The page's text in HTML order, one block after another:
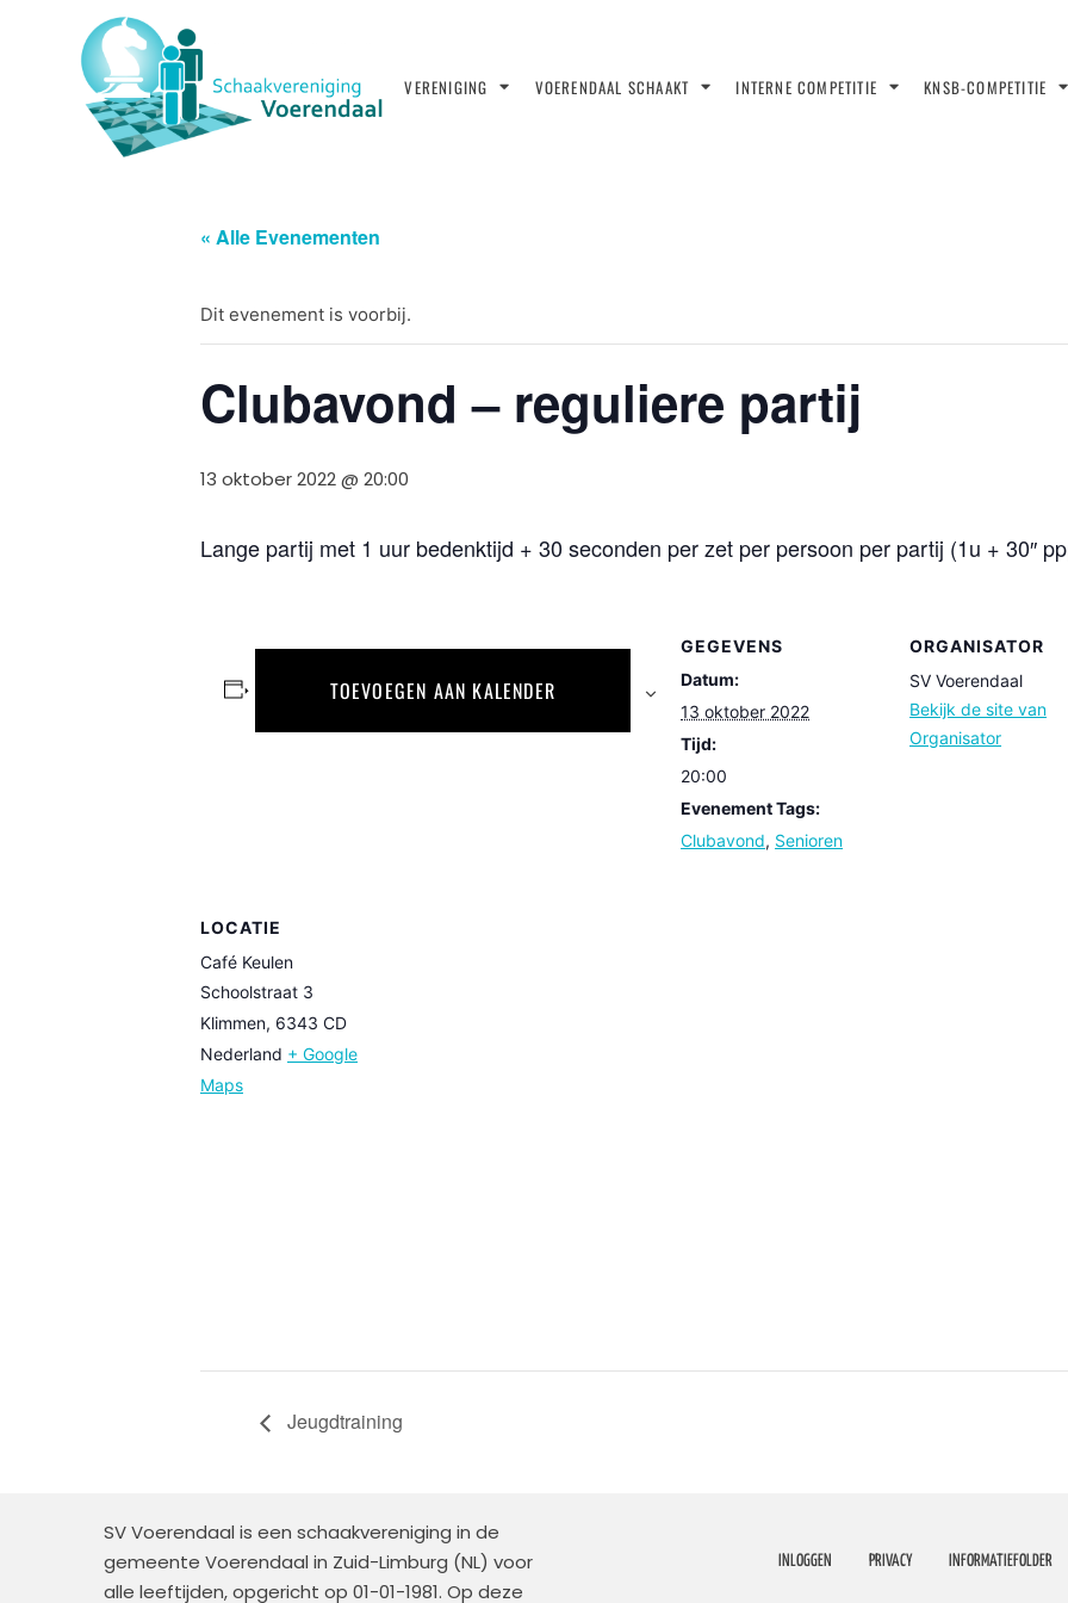
VERENIGING VOERENDAAL SCHAAKT INTERNE COMPETITIE KNSB-COMPETITIE
« Alle Evenementen
Dit evenement is voorbij.
Clubavond – reguliere partij
13 oktober 2022 @ 20:00
Lange partij met 1 uur bedenktijd + 30 seconden per zet per persoon per partij (1u + 30″
TOEVOEGEN AAN KALENDER
GEGEVENS
Datum:
13 oktober 2022
Tijd:
20:00
Evenement Tags:
Clubavond, Senioren
ORGANISATOR
SV Voerendaal
Bekijk de site van
Organisator
LOCATIE
Café Keulen
Schoolstraat 3
Klimmen, 6343 CD
Nederland + Google
Maps
Jeugdtraining
SV Voerendaal is een schaakvereniging in de
gemeente Voerendaal in Zuid-Limburg (NL) voor
alle leeftijden, opgericht op 01-01-1981. Op deze
INLOGGEN PRIVACY INFORMATIEFOLDER